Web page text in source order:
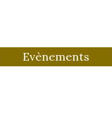
Evènements